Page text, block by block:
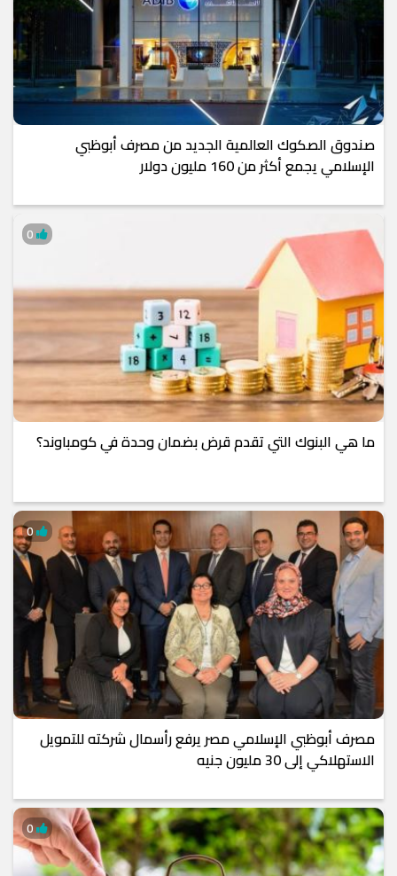
صندوق الصكوك العالمية الجديد من مصرف أبوظبي
الإسلامي يجمع أكثر من 160 مليون دولار
ما هي البنوك التي تقدم قرض بضمان وحدة في كومباوند؟
مصرف أبوظبي الإسلامي مصر يرفع رأسمال شركته للتمويل
الاستهلاكي إلى 30 مليون جنيه
0